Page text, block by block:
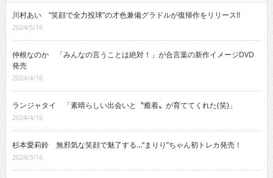
川村あい “笑顔で全力投球”の才色兼備グラドルが復帰作をリリース!!
2024/5/16
仲根なのか 「みんなの言うことは絶対！」が合言葉の新作イメージDVD
発売
2024/4/16
ランジャタイ 「素晴らしい出会いと〝癒着〟が育ててくれた(笑)」
2024/4/16
杉本愛莉鈴 無邪気な笑顔で魅了する…“まりり”ちゃん初トレカ発売！
2024/3/16